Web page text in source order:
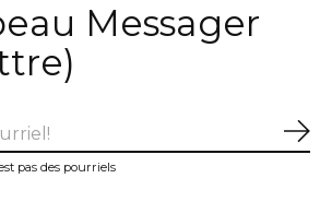
Messager
pas des pourriels